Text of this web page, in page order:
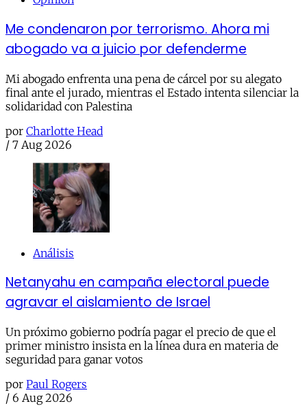
Me condenaron por terrorismo. Ahora mi
abogado va a juicio por defenderme
Mi abogado enfrenta una pena de cárcel por su alegato
final ante el jurado, mientras el Estado intenta silenciar la
solidaridad con Palestina
por Charlotte Head
/ 7 Aug 2026
Análisis
Netanyahu en campaña electoral puede
agravar el aislamiento de Israel
Un próximo gobierno podría pagar el precio de que el
primer ministro insista en la línea dura en materia de
seguridad para ganar votos
por Paul Rogers
/ 6 Aug 2026